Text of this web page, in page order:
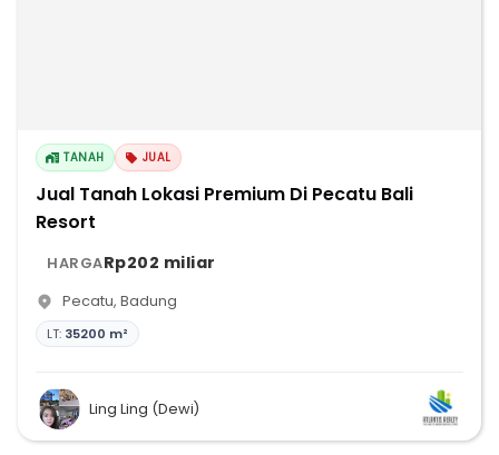
TANAH JUAL
Jual Tanah Lokasi Premium Di Pecatu Bali
Resort
HARGARp202 miliar
Pecatu, Badung
LT: 35200 m²
Ling Ling (Dewi)